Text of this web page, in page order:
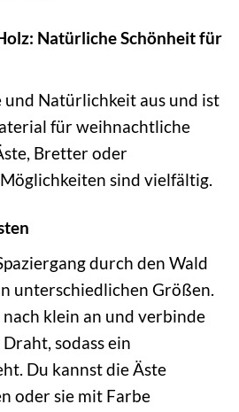
Natürliche Schönheit für
Natürlichkeit aus und ist
für weihnachtliche
Bretter oder
sind vielfältig.
durch den Wald
unterschiedlichen Größen.
klein an und verbinde
sodass ein
Du kannst die Äste
oder sie mit Farbe